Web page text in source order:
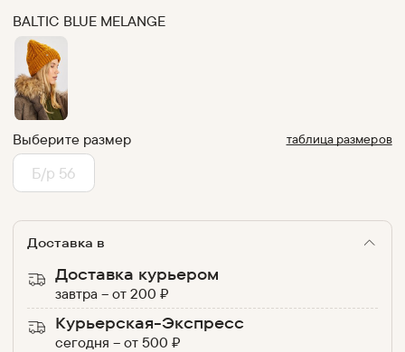
BALTIC BLUE MELANGE
Выберите размер таблица размеров
Б/р 56
Доставка в
Доставка курьером
завтра –от200 ₽
Курьерская-Экспресс
сегодня –от500 ₽